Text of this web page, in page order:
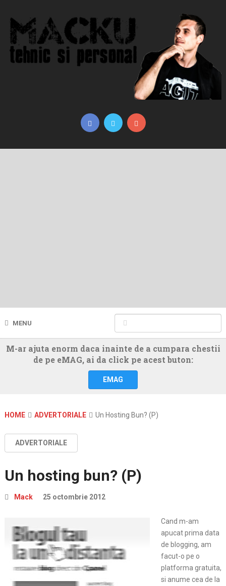
MENU
M-ar ajuta enorm daca inainte de a cumpara chestii
de pe eMAG, ai da click pe acest buton:
EMAG
HOME ADVERTORIALE Un Hosting Bun? (P)
ADVERTORIALE
Un hosting bun? (P)
Mack 25 octombrie 2012
Cand m-am
apucat prima data
de blogging, am
facut-o pe o
platforma gratuita,
si anume cea de la